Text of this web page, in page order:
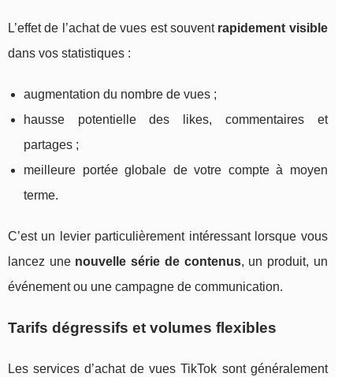
L’effet de l’achat de vues est souvent rapidement visible
dans vos statistiques :
augmentation du nombre de vues ;
hausse potentielle des likes, commentaires et
partages ;
meilleure portée globale de votre compte à moyen
terme.
C’est un levier particulièrement intéressant lorsque vous
lancez une nouvelle série de contenus, un produit, un
événement ou une campagne de communication.
Tarifs dégressifs et volumes flexibles
Les services d’achat de vues TikTok sont généralement